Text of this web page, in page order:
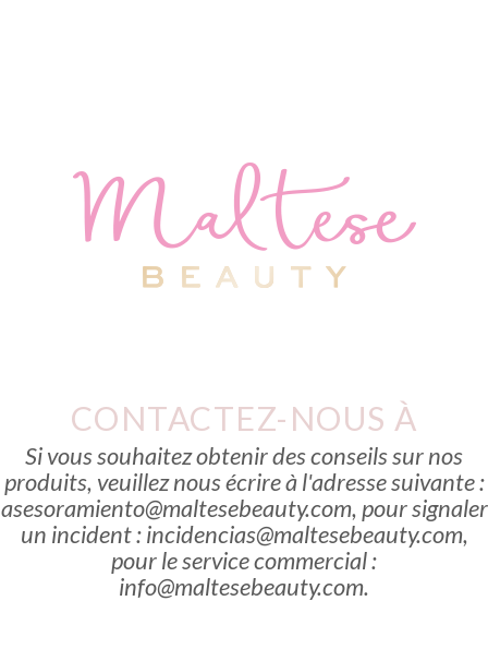
CONTACTEZ-NOUS À
Si vous souhaitez obtenir des conseils sur nos
produits, veuillez nous écrire à l'adresse suivante :
asesoramiento@maltesebeauty.com, pour signaler
un incident : incidencias@maltesebeauty.com,
pour le service commercial :
info@maltesebeauty.com.